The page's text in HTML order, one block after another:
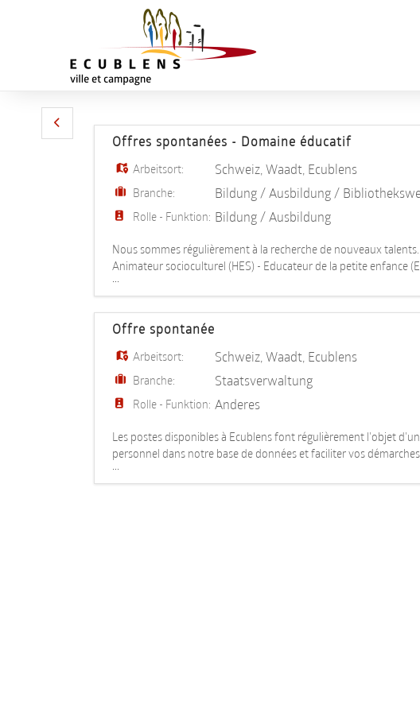
Offres spontanées - Domaine éducatif
Arbeitsort: Schweiz ,Waadt Ecublens
Branche: Bildung / Ausbildung /
Rolle - Funktion: Bildung / Ausbildung
Nous sommes régulièrement à la recherche de nouveaux
Animateur socioculturel (HES) - Educateur de la petite enfance
d'expérience n'hésitez pas à créer un pro
...
Offre spontanée
Arbeitsort: Schweiz ,Waadt Ecublens
Branche: Staatsverwaltung
Rolle - Funktion: Anderes
Les postes disponibles à Ecublens font régulièrement l'objet
personnel dans notre base de données et faciliter vos
toutes vos pièces jointes.
...